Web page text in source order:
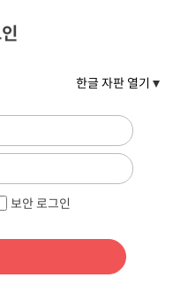
한글 자판 열기
보안 로그인